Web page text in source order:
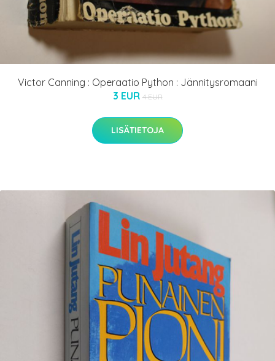
Victor Canning : Operaatio Python : Jännitysromaani
3 EUR 4 EUR
LISÄTIETOJA